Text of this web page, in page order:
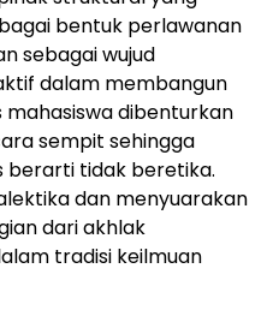
bentuk perlawanan
sebagai wujud
dalam membangun
dibenturkan
sempit sehingga
berarti tidak beretika.
dan menyuarakan
dari akhlak
tradisi keilmuan